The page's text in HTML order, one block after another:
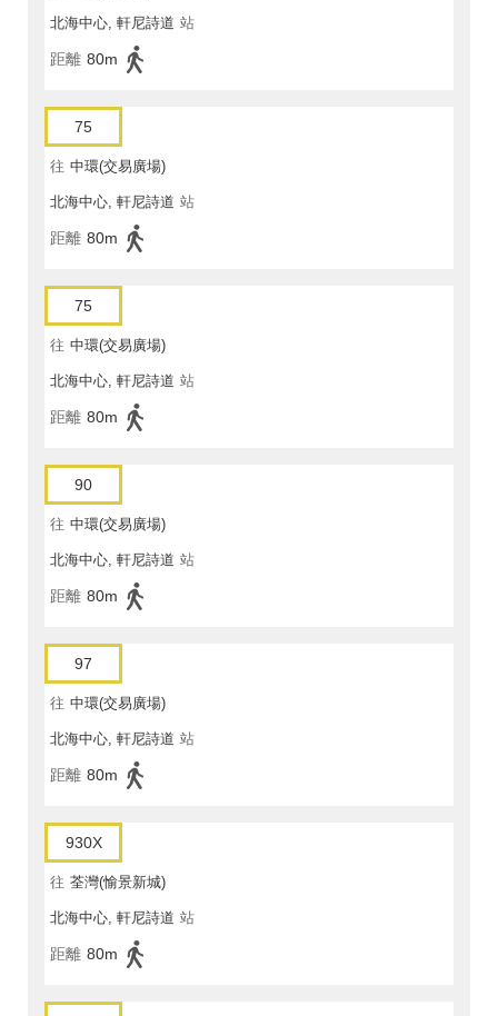
北海中心, 軒尼詩道 站
距離 80m
75
往 中環(交易廣場)
北海中心, 軒尼詩道 站
距離 80m
75
往 中環(交易廣場)
北海中心, 軒尼詩道 站
距離 80m
90
往 中環(交易廣場)
北海中心, 軒尼詩道 站
距離 80m
97
往 中環(交易廣場)
北海中心, 軒尼詩道 站
距離 80m
930X
往 荃灣(愉景新城)
北海中心, 軒尼詩道 站
距離 80m